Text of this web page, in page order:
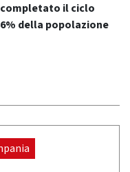
il ciclo
della popolazione